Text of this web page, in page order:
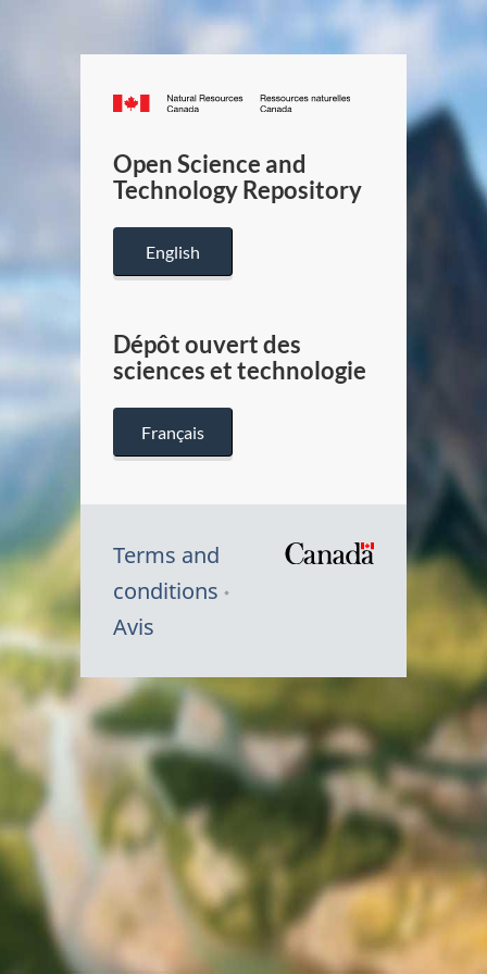
Canada.ca
/
Canada
Open Science and
Technology Repository
English
Dépôt ouvert des
sciences et technologie
Français
Terms and
conditions
Avis
Canada